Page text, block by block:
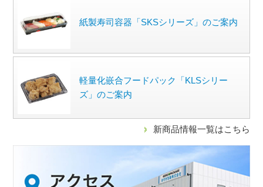
紙製寿司容器「SKSシリーズ」のご案内
軽量化嵌合フードパック「KLSシリー
ズ」のご案内
新商品情報一覧はこちら